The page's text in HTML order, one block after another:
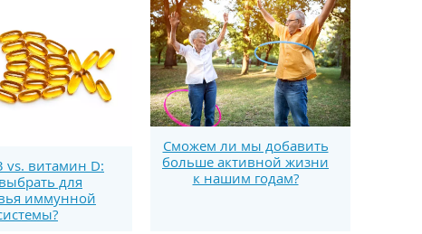
vs. витамин D:
для
иммунной
Сможем ли мы добавить
больше активной жизни
к нашим годам?